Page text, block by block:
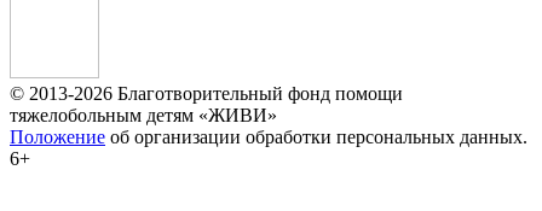
© 2013-2026 Благотворительный фонд помощи
тяжелобольным детям «ЖИВИ»
Положение об организации обработки персональных данных.
6+